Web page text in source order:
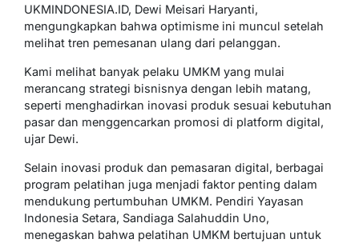
UKMINDONESIA.ID, Dewi Meisari Haryanti,
mengungkapkan bahwa optimisme ini muncul setelah
melihat tren pemesanan ulang dari pelanggan.
Kami melihat banyak pelaku UMKM yang mulai
merancang strategi bisnisnya dengan lebih matang,
seperti menghadirkan inovasi produk sesuai kebutuhan
pasar dan menggencarkan promosi di platform digital,
ujar Dewi.
Selain inovasi produk dan pemasaran digital, berbagai
program pelatihan juga menjadi faktor penting dalam
mendukung pertumbuhan UMKM. Pendiri Yayasan
Indonesia Setara, Sandiaga Salahuddin Uno,
menegaskan bahwa pelatihan UMKM bertujuan untuk